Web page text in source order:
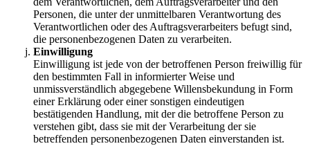
Personen, die unter der unmittelbaren Verantwortung des
Verantwortlichen oder des Auftragsverarbeiters befugt sind,
die personenbezogenen Daten zu verarbeiten.
Einwilligung
Einwilligung ist jede von der betroffenen Person freiwillig für
den bestimmten Fall in informierter Weise und
unmissverständlich abgegebene Willensbekundung in Form
einer Erklärung oder einer sonstigen eindeutigen
bestätigenden Handlung, mit der die betroffene Person zu
verstehen gibt, dass sie mit der Verarbeitung der sie
betreffenden personenbezogenen Daten einverstanden ist.